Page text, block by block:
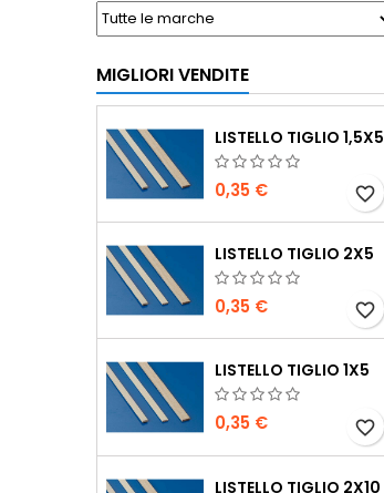
MIGLIORI VENDITE
LISTELLO TIGLIO 1,5X5
0,35 € favorite_border
LISTELLO TIGLIO 2X5
0,35 € favorite_border
LISTELLO TIGLIO 1X5
0,35 € favorite_border
LISTELLO TIGLIO 2X10